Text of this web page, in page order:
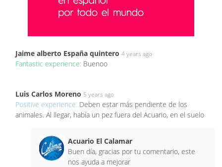
Jaime alberto España quintero 4 years ago
Fantastic experience: Buenoo
Luis Carlos Moreno 5 years ago
Positive experience: Deben estar más pendiente de los
animales. Al llegar, había un pez fuera del Acuario, en el suelo
Acuario El Calamar
Buen día, gracias por tu comentario, este
nos ayuda a mejorar